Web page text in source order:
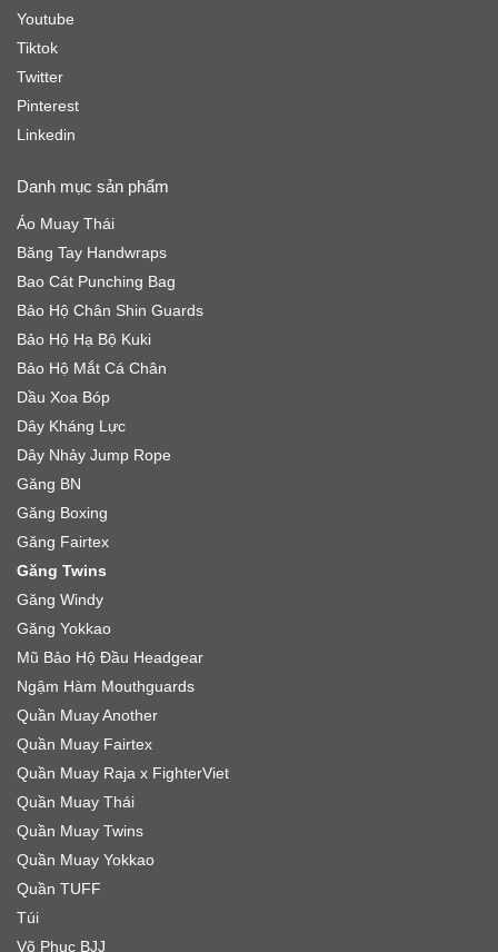
Youtube
Tiktok
Twitter
Pinterest
Linkedin
Danh mục sản phẩm
Áo Muay Thái
Băng Tay Handwraps
Bao Cát Punching Bag
Bảo Hộ Chân Shin Guards
Bảo Hộ Hạ Bộ Kuki
Bảo Hộ Mắt Cá Chân
Dầu Xoa Bóp
Dây Kháng Lực
Dây Nhảy Jump Rope
Găng BN
Găng Boxing
Găng Fairtex
Găng Twins
Găng Windy
Găng Yokkao
Mũ Bảo Hộ Đầu Headgear
Ngậm Hàm Mouthguards
Quần Muay Another
Quần Muay Fairtex
Quần Muay Raja x FighterViet
Quần Muay Thái
Quần Muay Twins
Quần Muay Yokkao
Quần TUFF
Túi
Võ Phục BJJ